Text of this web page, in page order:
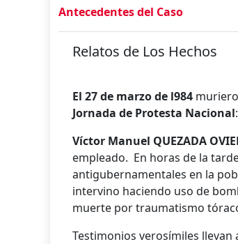
Antecedentes del Caso
Relatos de Los Hechos
El 27 de marzo de l984
Jornada de Protesta Nacional:
Víctor Manuel QUEZADA
empleado. En horas de la
antigubernamentales en la
intervino haciendo uso de
muerte por traumatismo
Testimonios verosímiles